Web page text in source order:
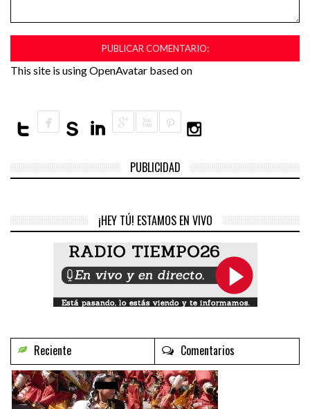
This site is using OpenAvatar based on
PUBLICIDAD
¡HEY TÚ! ESTAMOS EN VIVO
Reciente Comentarios